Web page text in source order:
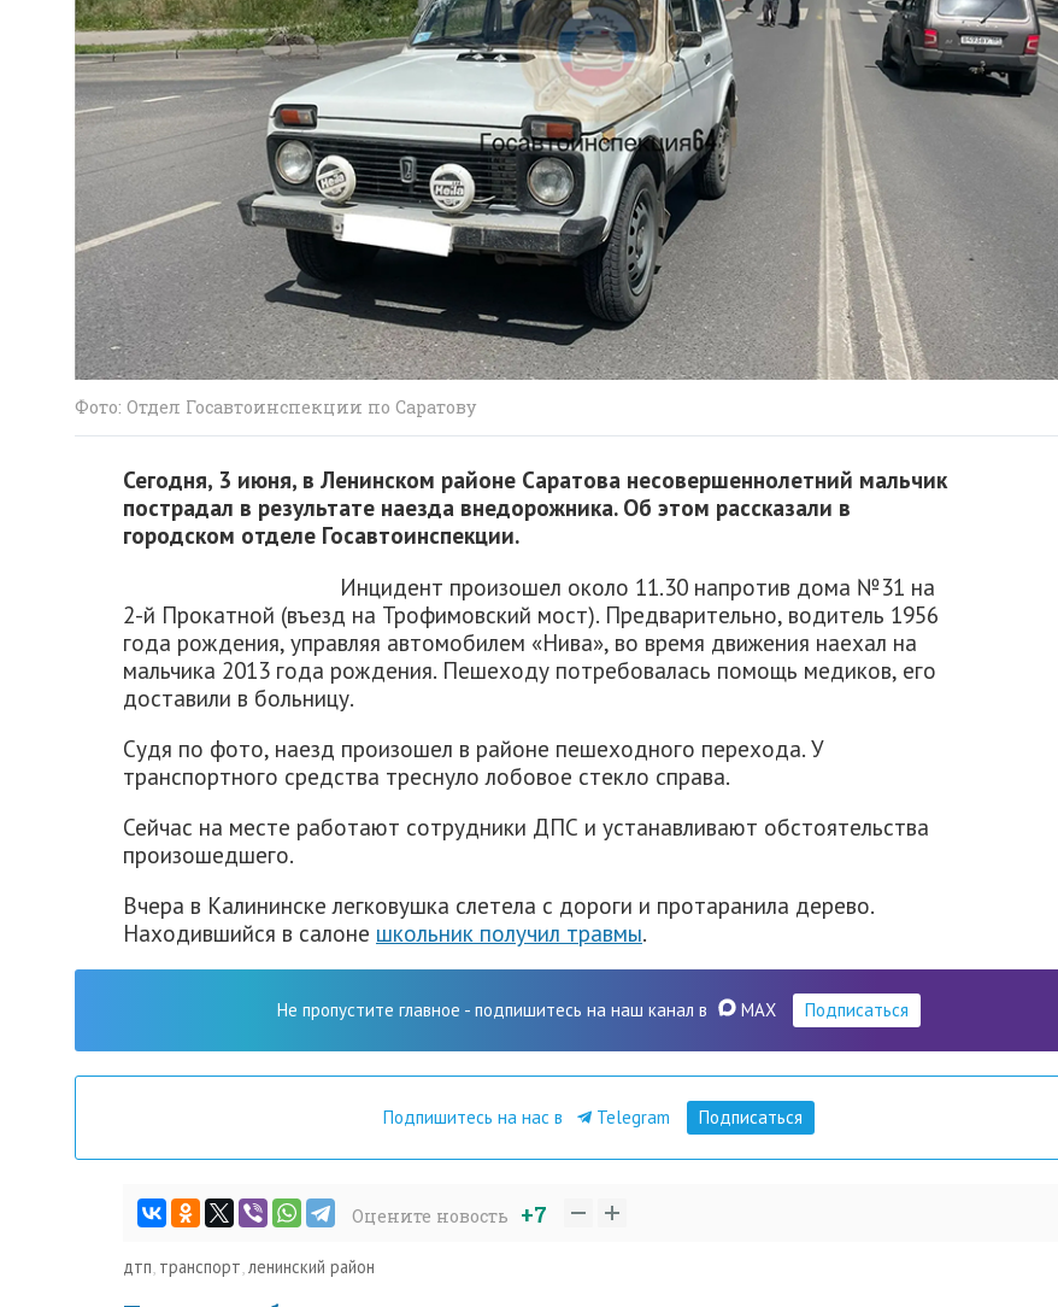
Фото: Отдел Госавтоинспекции по Саратову
Сегодня, 3 июня, в Ленинском районе Саратова несовершеннолетний мальчик
пострадал в результате наезда внедорожника. Об этом рассказали в
городском отделе Госавтоинспекции.
Инцидент произошел около 11.30 напротив дома №31 на
2-й Прокатной (въезд на Трофимовский мост). Предварительно, водитель 1956
года рождения, управляя автомобилем «Нива», во время движения наехал на
мальчика 2013 года рождения. Пешеходу потребовалась помощь медиков, его
доставили в больницу.
Судя по фото, наезд произошел в районе пешеходного перехода. У
транспортного средства треснуло лобовое стекло справа.
Сейчас на месте работают сотрудники ДПС и устанавливают обстоятельства
произошедшего.
Вчера в Калининске легковушка слетела с дороги и протаранила дерево.
Находившийся в салоне школьник получил травмы.
Не пропустите главное - подпишитесь на наш канал в MAX Подписаться
Подпишитесь на нас в Telegram Подписаться
Оцените новость +7
дтп, транспорт,ленинский район